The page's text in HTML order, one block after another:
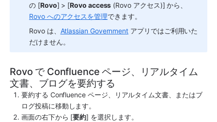
の [Rovo] > [Rovo access (Rovo アクセス)] から、
Rovo へのアクセスを管理できます。
Rovo は、 Atlassian Government アプリではご利用いた
だけません。
Rovo で Confluence ページ、リアルタイム
文書、ブログを要約する
要約する Confluence ページ、リアルタイム文書、またはブ
ログ投稿に移動します。
画面の右下から [要約] を選択します。